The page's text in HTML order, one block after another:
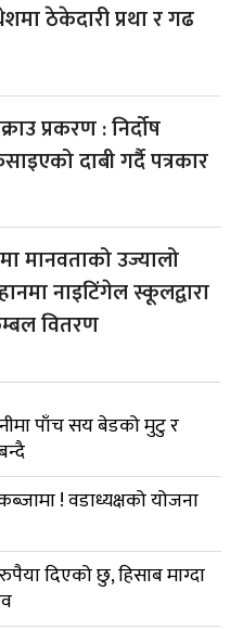
ठेकेदारी प्रथा र गढ
प्रकरण : निर्दोष
दाबी गर्दै पत्रकार
मानवताको उज्यालो
नाइटिंगेल स्कूलद्वारा
वितरण
पाँच सय बेडको मुटु र
! वडाध्यक्षको योजना
दिएको छु, हिसाब माग्दा